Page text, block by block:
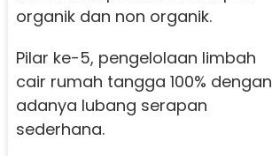
organik dan non organik.
Pilar ke-5, pengelolaan limbah
cair rumah tangga 100% dengan
adanya lubang serapan
sederhana.